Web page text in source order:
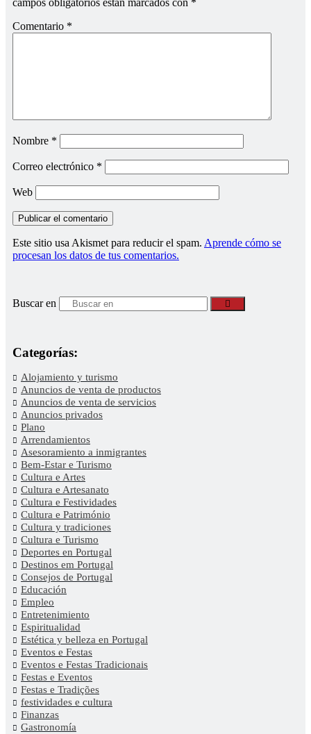
Comentario *
Nombre *
Correo electrónico *
Web
Este sitio usa Akismet para reducir el spam. Aprende cómo se
procesan los datos de tus comentarios.
Buscar en
Categorías:
Alojamiento y turismo
Anuncios de venta de productos
Anuncios de venta de servicios
Anuncios privados
Plano
Arrendamientos
Asesoramiento a inmigrantes
Bem-Estar e Turismo
Cultura e Artes
Cultura e Artesanato
Cultura e Festividades
Cultura e Património
Cultura y tradiciones
Cultura e Turismo
Deportes en Portugal
Destinos em Portugal
Consejos de Portugal
Educación
Empleo
Entretenimiento
Espiritualidad
Estética y belleza en Portugal
Eventos e Festas
Eventos e Festas Tradicionais
Festas e Eventos
Festas e Tradições
festividades e cultura
Finanzas
Gastronomía